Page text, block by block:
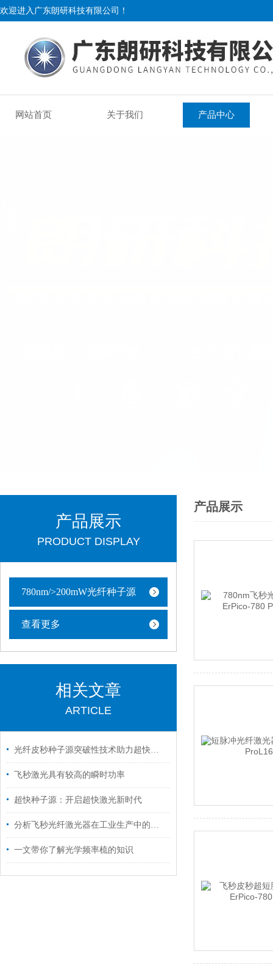
欢迎进入广东朗研科技有限公司！
网站首页 关于我们 产品中心
产品展示
PRODUCT DISPLAY
780nm/>200mW光纤种子源
查看更多
相关文章
ARTICLE
光纤皮秒种子源突破性技术助力超快激光应用的前沿发展
飞秒激光具有较高的瞬时功率
超快种子源：开启超快激光新时代
分析飞秒光纤激光器在工业生产中的重要价值
一文带你了解光学频率梳的知识
产品展示